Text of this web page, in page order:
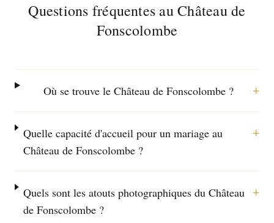
Questions fréquentes au Château de
Fonscolombe
Où se trouve le Château de Fonscolombe ? +
Quelle capacité d'accueil pour un mariage au
Château de Fonscolombe ?
+
Quels sont les atouts photographiques du Château
de Fonscolombe ?
+